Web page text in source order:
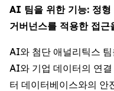
AI 팀을 위한 기능: 정형
거버넌스를 적용한 접
AI와 첨단 애널리틱스
AI와 기업 데이터의 연
터 데이터베이스와의 안